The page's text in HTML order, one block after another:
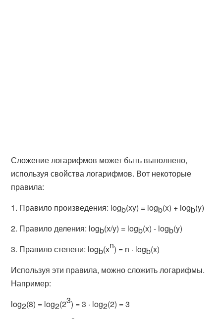
Сложение логарифмов может быть выполнено,
используя свойства логарифмов. Вот некоторые
правила:
1. Правило произведения: logb(xy) = logb(x) + logb(y)
2. Правило деления: logb(x/y) = logb(x) - logb(y)
3. Правило степени: logb(xn) = n · logb(x)
Используя эти правила, можно сложить логарифмы.
Например:
log2(8) = log2(23) = 3 · log2(2) = 3